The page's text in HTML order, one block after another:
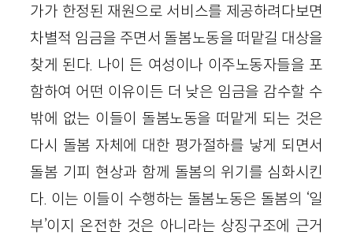
가가 한정된 재원으로 서비스를 제공하려다보면
차별적 임금을 주면서 돌봄노동을 떠맡길 대상을
찾게 된다. 나이 든 여성이나 이주노동자들을 포
함하여 어떤 이유이든 더 낮은 임금을 감수할 수
밖에 없는 이들이 돌봄노동을 떠맡게 되는 것은
다시 돌봄 자체에 대한 평가절하를 낳게 되면서
돌봄 기피 현상과 함께 돌봄의 위기를 심화시킨
다. 이는 이들이 수행하는 돌봄노동은 돌봄의 ‘일
부’이지 온전한 것은 아니라는 상징구조에 근거